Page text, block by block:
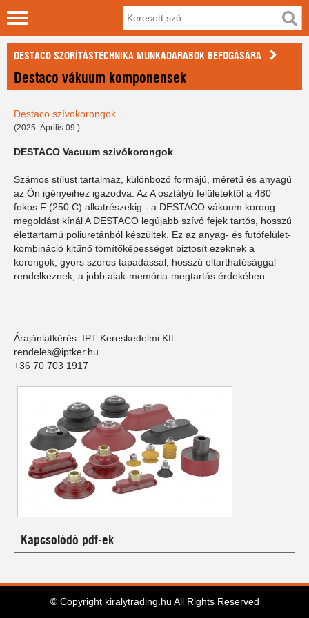
DESTACO SZORÍTÁSTECHNIKA MUNKADARABOK BEFOGÁSÁRA
Destaco vákuum komponensek
Destaco szívokorongok
(2025. Április 09.)
DESTACO Vacuum szivókorongok
Számos stílust tartalmaz, különböző formájú, méretű és anyagú
az Ön igényeihez igazodva. Az A osztályú felületektől a 480
fokos F (250 C) alkatrészekig - a DESTACO vákuum korong
megoldást kínál A DESTACO legújabb szívó fejek tartós, hosszú
élettartamú poliuretánból készültek. Ez az anyag- és futófelület-
kombináció kitűnő tömítőképességet biztosít ezeknek a
korongok, gyors szoros tapadással, hosszú eltarthatósággal
rendelkeznek, a jobb alak-memória-megtartás érdekében.
Árajánlatkérés: IPT Kereskedelmi Kft.
rendeles@iptker.hu
+36 70 703 1917
Kapcsolódó pdf-ek
© Copyright kiralytrading.hu All Rights Reserved